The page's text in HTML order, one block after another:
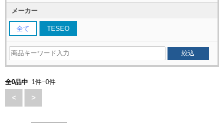
メーカー
全て TESEO
全0品中 1件−0件
< >